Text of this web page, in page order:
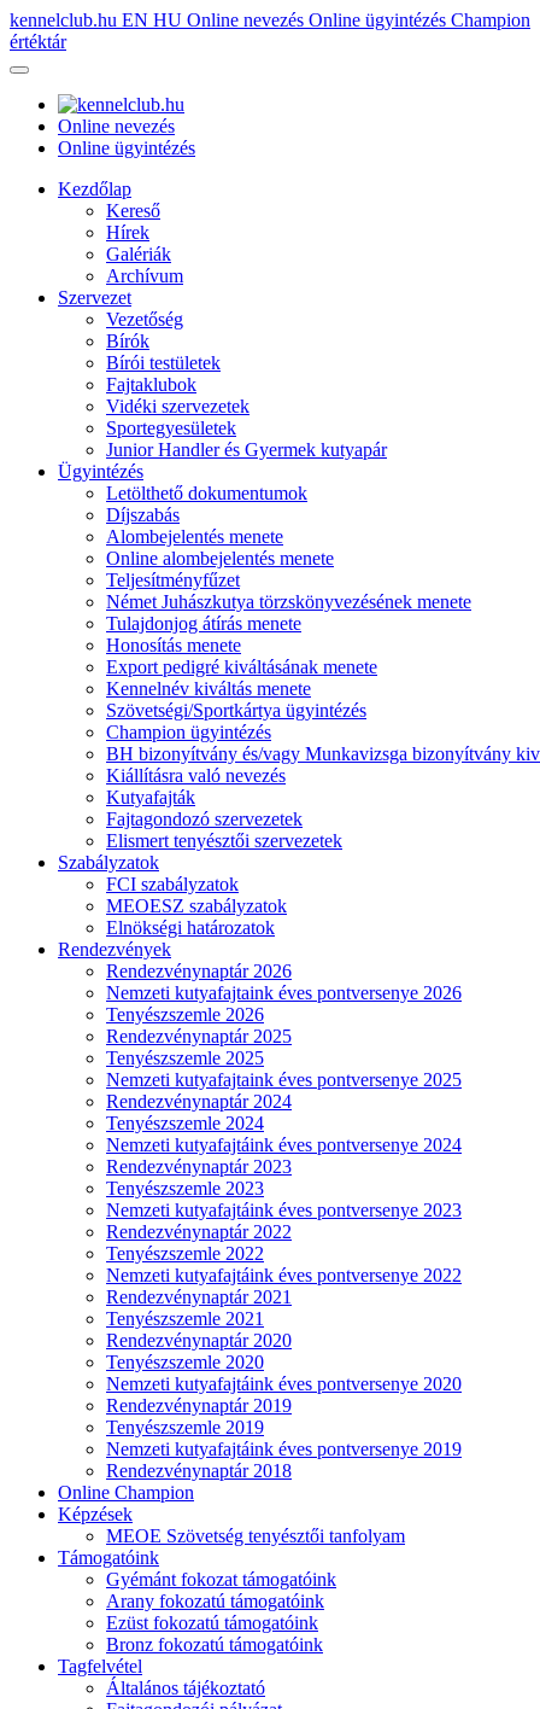
kennelclub.hu EN HU Online nevezés Online ügyintézés Champion
értéktár
Online nevezés
Online ügyintézés
Kezdőlap
Kereső
Hírek
Galériák
Archívum
Szervezet
Vezetőség
Bírók
Bírói testületek
Fajtaklubok
Vidéki szervezetek
Sportegyesületek
Junior Handler és Gyermek kutyapár
Ügyintézés
Letölthető dokumentumok
Díjszabás
Alombejelentés menete
Online alombejelentés menete
Teljesítményfűzet
Német Juhászkutya törzskönyvezésének menete
Tulajdonjog átírás menete
Honosítás menete
Export pedigré kiváltásának menete
Kennelnév kiváltás menete
Szövetségi/Sportkártya ügyintézés
Champion ügyintézés
BH bizonyítvány és/vagy Munkavizsga bizonyítvány
Kiállításra való nevezés
Kutyafajták
Fajtagondozó szervezetek
Elismert tenyésztői szervezetek
Szabályzatok
FCI szabályzatok
MEOESZ szabályzatok
Elnökségi határozatok
Rendezvények
Rendezvénynaptár 2026
Nemzeti kutyafajtaink éves pontversenye 2026
Tenyészszemle 2026
Rendezvénynaptár 2025
Tenyészszemle 2025
Nemzeti kutyafajtaink éves pontversenye 2025
Rendezvénynaptár 2024
Tenyészszemle 2024
Nemzeti kutyafajtáink éves pontversenye 2024
Rendezvénynaptár 2023
Tenyészszemle 2023
Nemzeti kutyafajtáink éves pontversenye 2023
Rendezvénynaptár 2022
Tenyészszemle 2022
Nemzeti kutyafajtáink éves pontversenye 2022
Rendezvénynaptár 2021
Tenyészszemle 2021
Rendezvénynaptár 2020
Tenyészszemle 2020
Nemzeti kutyafajtáink éves pontversenye 2020
Rendezvénynaptár 2019
Tenyészszemle 2019
Nemzeti kutyafajtáink éves pontversenye 2019
Rendezvénynaptár 2018
Online Champion
Képzések
MEOE Szövetség tenyésztői tanfolyam
Támogatóink
Gyémánt fokozat támogatóink
Arany fokozatú támogatóink
Ezüst fokozatú támogatóink
Bronz fokozatú támogatóink
Tagfelvétel
Általános tájékoztató